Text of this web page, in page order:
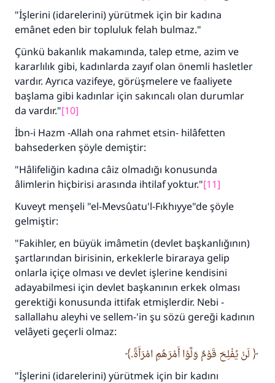
"İşlerini (idarelerini) yürütmek için bir kadına
emânet eden bir topluluk felah bulmaz."
Çünkü bakanlık makamında, talep etme, azim ve
kararlılık gibi, kadınlarda zayıf olan önemli hasletler
vardır. Ayrıca vazifeye, görüşmelere ve faaliyete
başlama gibi kadınlar için sakıncalı olan durumlar
da vardır."[10]
İbn-i Hazm -Allah ona rahmet etsin- hilâfetten
bahsederken şöyle demiştir:
"Hâlifeliğin kadına câiz olmadığı konusunda
âlimlerin hiçbirisi arasında ihtilaf yoktur."[11]
Kuveyt menşeli "el-Mevsûatu'l-Fıkhıyye"de şöyle
gelmiştir:
"Fakihler, en büyük imâmetin (devlet başkanlığının)
şartlarından birisinin, erkeklerle biraraya gelip
onlarla içiçe olması ve devlet işlerine kendisini
adayabilmesi için devlet başkanının erkek olması
gerektiği konusunda ittifak etmişlerdir. Nebi -
sallallahu aleyhi ve sellem-'in şu sözü gereği kadının
velâyeti geçerli olmaz:
لَنْ يُفْلِحَ قَوْمٌ وَلَّوْا أَمْرَهُمِ امْرَأَةً.
"İşlerini (idarelerini) yürütmek için bir kadını